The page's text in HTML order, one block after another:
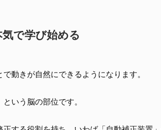
で学び始める
動きが自然にできるようになります。
という脳の部位です。